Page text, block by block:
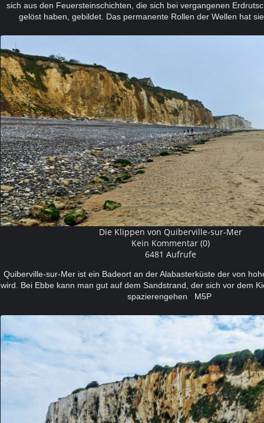
sich aus den Feuersteinschichten, die sich bei vergangenen
gelöst haben, gebildet. Das permanente Rollen der Wellen hat
Die Klippen von Quiberville-sur-Mer
Kein Kommentar (0)
6481 Aufrufe
Quiberville-sur-Mer ist ein Badeort an der Alabasterküste der von
wird. Bei Ebbe kann man gut auf dem Sandstrand, der sich vor dem
spazierengehen M5P